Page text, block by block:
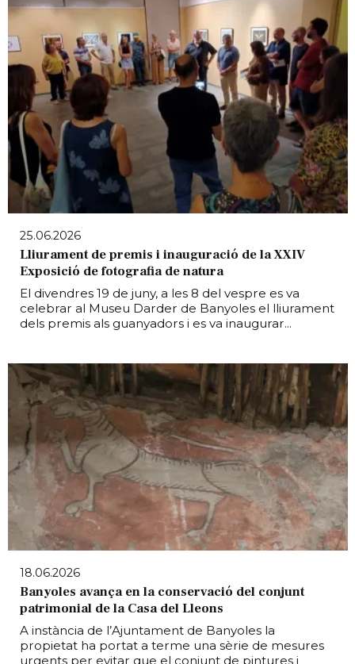
25.06.2026
Lliurament de premis i inauguració de la XXIV
Exposició de fotografia de natura
El divendres 19 de juny, a les 8 del vespre es va
celebrar al Museu Darder de Banyoles el lliurament
dels premis als guanyadors i es va inaugurar...
18.06.2026
Banyoles avança en la conservació del conjunt
patrimonial de la Casa del Lleons
A instància de l’Ajuntament de Banyoles la
propietat ha portat a terme una sèrie de mesures
urgents per evitar que el conjunt de pintures i